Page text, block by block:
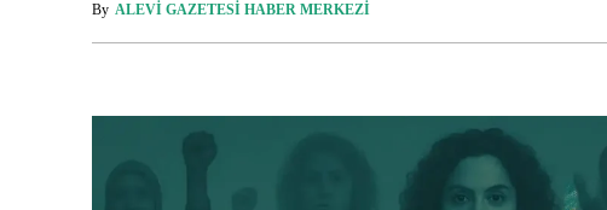
By ALEVI GAZETESI HABER MERKEZI